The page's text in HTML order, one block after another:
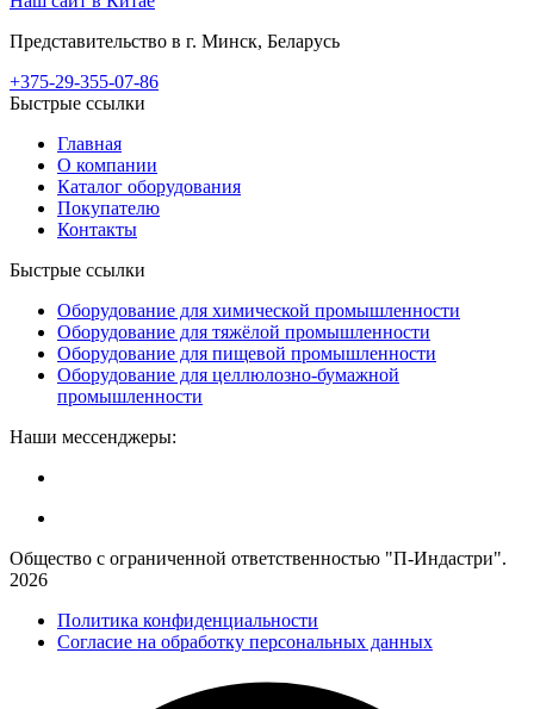
Представительство в г. Минск, Беларусь
+375-29-355-07-86
Быстрые ссылки
Главная
О компании
Каталог оборудования
Покупателю
Контакты
Быстрые ссылки
Оборудование для химической промышленности
Оборудование для тяжёлой промышленности
Оборудование для пищевой промышленности
Оборудование для целлюлозно-бумажной
промышленности
Наши мессенджеры:
Общество с ограниченной ответственностью "П-Индастри".
2026
Политика конфиденциальности
Согласие на обработку персональных данных